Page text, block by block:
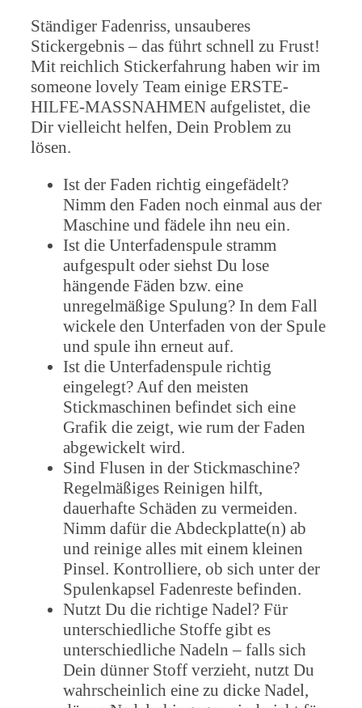
Ständiger Fadenriss, unsauberes
Stickergebnis – das führt schnell zu Frust!
Mit reichlich Stickerfahrung haben wir im
someone lovely Team einige ERSTE-
HILFE-MASSNAHMEN aufgelistet, die
Dir vielleicht helfen, Dein Problem zu
lösen.
Ist der Faden richtig eingefädelt?
Nimm den Faden noch einmal aus der
Maschine und fädele ihn neu ein.
Ist die Unterfadenspule stramm
aufgespult oder siehst Du lose
hängende Fäden bzw. eine
unregelmäßige Spulung? In dem Fall
wickele den Unterfaden von der Spule
und spule ihn erneut auf.
Ist die Unterfadenspule richtig
eingelegt? Auf den meisten
Stickmaschinen befindet sich eine
Grafik die zeigt, wie rum der Faden
abgewickelt wird.
Sind Flusen in der Stickmaschine?
Regelmäßiges Reinigen hilft,
dauerhafte Schäden zu vermeiden.
Nimm dafür die Abdeckplatte(n) ab
und reinige alles mit einem kleinen
Pinsel. Kontrolliere, ob sich unter der
Spulenkapsel Fadenreste befinden.
Nutzt Du die richtige Nadel? Für
unterschiedliche Stoffe gibt es
unterschiedliche Nadeln – falls sich
Dein dünner Stoff verzieht, nutzt Du
wahrscheinlich eine zu dicke Nadel,